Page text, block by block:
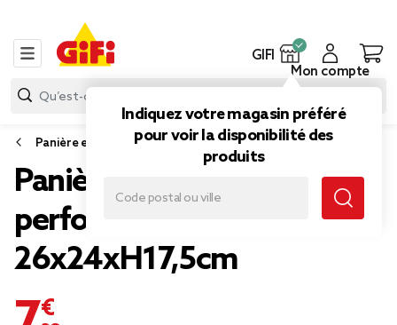
GIFI
Indiquez votre magasin préféré
pour voir la disponibilité des
produits
Mon compte
Panière et boîte de rangement
Panière en métal blanc
perforé et poignée en bois
26x24xH17,5cm
7,29 €